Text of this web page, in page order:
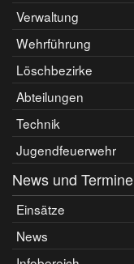
Verwaltung
Wehrführung
Löschbezirke
Abteilungen
Technik
Jugendfeuerwehr
News und Termine
Einsätze
News